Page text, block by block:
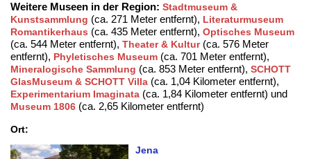
Weitere Museen in der Region: Stadtmuseum &
Kunstsammlung (ca. 271 Meter entfernt), Literaturmuseum
Romantikerhaus (ca. 435 Meter entfernt), Optisches Museum
(ca. 544 Meter entfernt), Theater & Kultur(ca. 576 Meter
entfernt), Phyletisches Museum (ca. 701 Meter entfernt),
Mineralogische Sammlung (ca. 853 Meter entfernt), SCHOTT
GlasMuseum & SCHOTT Villa (ca. 1,04 Kilometer entfernt),
Experimentarium Imaginata (ca. 1,84 Kilometer entfernt) und
Museum 1806 (ca. 2,65 Kilometer entfernt)
Ort:
Jena